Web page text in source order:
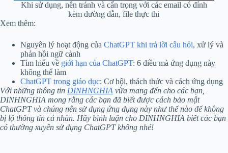
Khi sử dụng, nên tránh và cẩn trọng với các email có đính
kèm đường dẫn, file thực thi
Xem thêm:
Nguyên lý hoạt động của ChatGPT khi trả lời câu hỏi, xử lý và
phản hồi ngữ cảnh
Tìm hiểu về giới hạn của ChatGPT: 6 điều mà ứng dụng này
không thể làm
ChatGPT trong giáo dục: Cơ hội, thách thức và cách ứng dụng
Với những thông tin DINHNGHIA vừa mang đến cho các bạn,
DINHNGHIA mong rằng các bạn đã biết được cách bảo mật
ChatGPT và chúng nên sử dụng ứng dụng này như thế nào để không
bị lộ thông tin cá nhân. Hãy bình luận cho DINHNGHIA biết các bạn
có thường xuyên sử dụng ChatGPT không nhé!